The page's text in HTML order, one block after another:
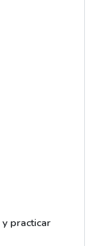
practicar